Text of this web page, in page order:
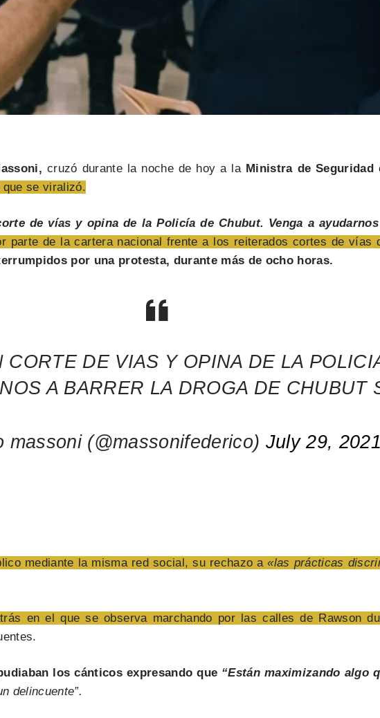
cruzó durante la noche de hoy a la Ministra de Seguridad
se viralizó.
de vías y opina de la Policía de Chubut. Venga a
parte de la cartera nacional frente a los reiterados cortes de vías
por una protesta, durante más de ocho horas.
DE VIAS Y OPINA DE LA
A BARRER LA DROGA DE CHUBUT
(@massonifederico) July 29, 2021
mediante la misma red social, su rechazo a«las prácticas
en el que se observa marchando por las calles de Rawson
los cánticos expresando que “Están maximizando algo
delincuente”.